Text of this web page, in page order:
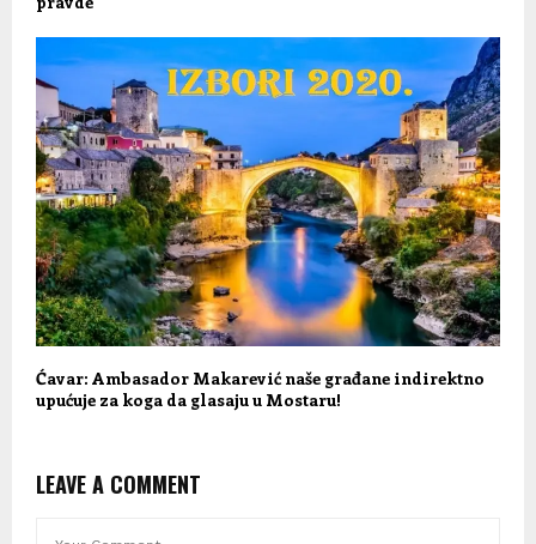
Ćavar: Ambasador Makarević naše građane indirektno
upućuje za koga da glasaju u Mostaru!
LEAVE A COMMENT